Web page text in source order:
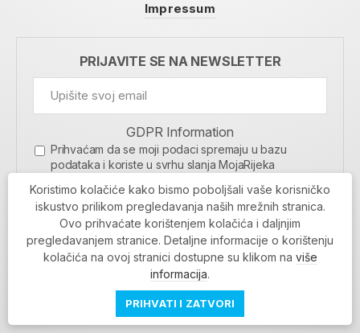
Impressum
PRIJAVITE SE NA NEWSLETTER
GDPR Information
Prihvaćam da se moji podaci spremaju u bazu
podataka i koriste u svrhu slanja MojaRijeka
MOJARIJEKA NEWSLETTER
PRIJAVI SE
Povratak na vrh
Koristimo kolačiće kako bismo poboljšali vaše korisničko
iskustvo prilikom pregledavanja naših mrežnih stranica.
Ovo prihvaćate korištenjem kolačića i daljnjim
pregledavanjem stranice. Detaljne informacije o korištenju
kolačića na ovoj stranici dostupne su klikom na više
informacija.
PRIHVATI I ZATVORI